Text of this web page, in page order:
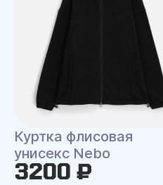
Куртка флисовая
унисекс Nebo
3200 ₽